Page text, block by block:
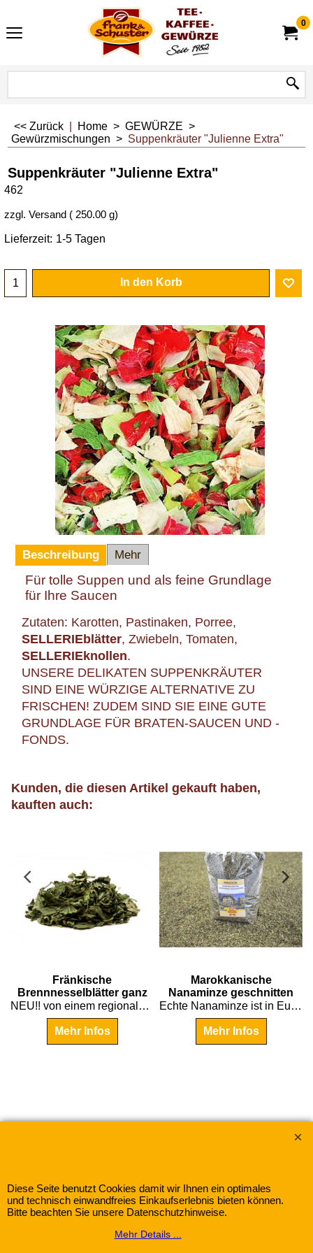
0
<< Zurück Home > GEWÜRZE >
Gewürzmischungen > Suppenkräuter "Julienne Extra"
Suppenkräuter "Julienne Extra"
462
zzgl. Versand 250.00 g
Lieferzeit: 1-5 Tagen
In den Korb
Beschreibung Mehr
Für tolle Suppen und als feine Grundlage
für Ihre Saucen
Zutaten: Karotten, Pastinaken, Porree,
SELLERIEblätter, Zwiebeln, Tomaten,
SELLERIEknollen.
UNSERE DELIKATEN SUPPENKRÄUTER
SIND EINE WÜRZIGE ALTERNATIVE ZU
FRISCHEN! ZUDEM SIND SIE EINE GUTE
GRUNDLAGE FÜR BRATEN-SAUCEN UND -
FONDS.
Kunden, die diesen Artikel gekauft haben,
kauften auch:
€4.00
Fränkische
Brennnesselblätter ganz
€5.30
Marokkanische
Nanaminze geschnitten
Schuster"
WebShop erstellt mit
ShopFactory Shop
Diese Seite benutzt Cookies damit wir Ihnen ein optimales
und technisch einwandfreies Einkaufserlebnis bieten können.
Bitte beachten Sie unsere Datenschutzhinweise.
Mehr Details ...